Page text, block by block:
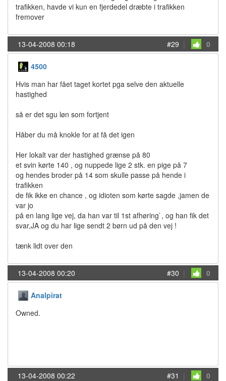
trafikken, havde vi kun en fjerdedel dræbte i trafikken
fremover
13-04-2008 00:18 #29 | 0
4500
Hvis man har fået taget kortet pga selve den aktuelle
hastighed
så er det sgu løn som fortjent
Håber du må knokle for at få det igen
Her lokalt var der hastighed grænse på 80
et svin kørte 140 , og nuppede lige 2 stk. en pige på 7
og hendes broder på 14 som skulle passe på hende i
trafikken
de fik ikke en chance , og idioten som kørte sagde ,jamen de
var jo
på en lang lige vej, da han var til 1st afhøring`, og han fik det
svar,JA og du har lige sendt 2 børn ud på den vej !
tænk lidt over den
13-04-2008 00:20 #30 | 0
Analpirat
Owned.
13-04-2008 00:22 #31 | 0